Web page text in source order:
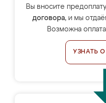
Вы вносите
договора, и мы
Возможна
УЗНАТЬ